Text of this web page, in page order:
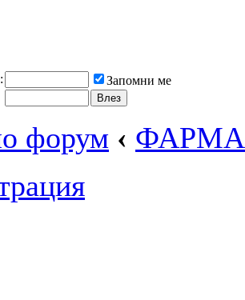
Запомни ме
форум ‹